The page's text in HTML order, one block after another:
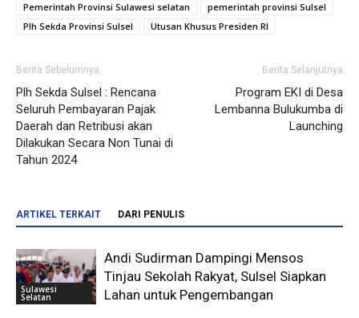
Pemerintah Provinsi Sulawesi selatan
pemerintah provinsi Sulsel
Plh Sekda Provinsi Sulsel
Utusan Khusus Presiden RI
Berita Sebelumnya
Plh Sekda Sulsel : Rencana
Seluruh Pembayaran Pajak
Daerah dan Retribusi akan
Dilakukan Secara Non Tunai di
Tahun 2024
Berita Selanjutnya
Program EKI di Desa
Lembanna Bulukumba di
Launching
ARTIKEL TERKAIT DARI PENULIS
Sulawesi
Selatan
Andi Sudirman Dampingi Mensos
Tinjau Sekolah Rakyat, Sulsel Siapkan
Lahan untuk Pengembangan